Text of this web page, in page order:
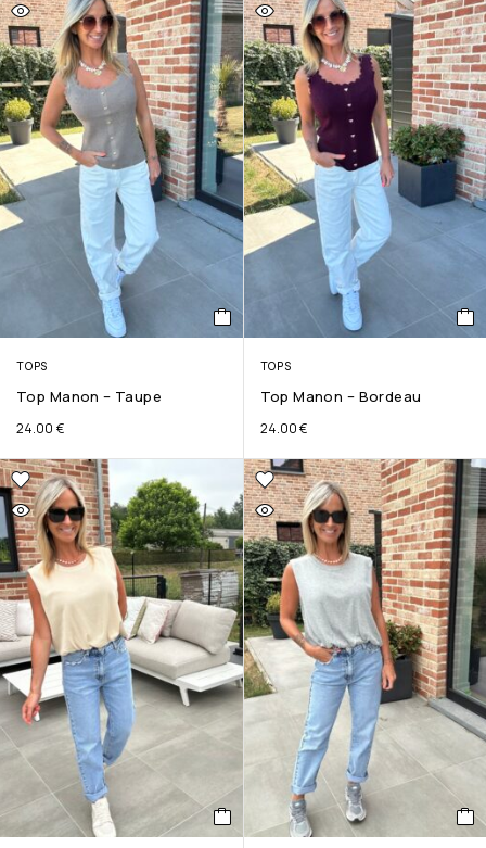
TOPS
Top Manon – Taupe
24.00 €
TOPS
Top Manon – Bordeau
24.00€